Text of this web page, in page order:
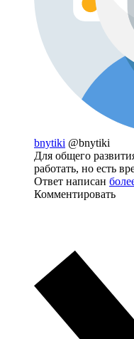
bnytiki @bnytiki
Для общего
работать, но есть
Ответ написан
Комментировать